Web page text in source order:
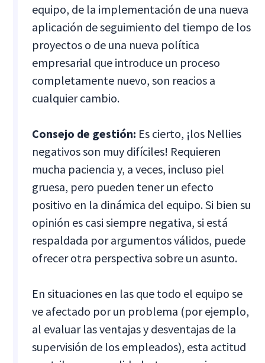
equipo, de la implementación de una nueva
aplicación de seguimiento del tiempo de los
proyectos o de una nueva política
empresarial que introduce un proceso
completamente nuevo, son reacios a
cualquier cambio.
Consejo de gestión: Es cierto, ¡los Nellies
negativos son muy difíciles! Requieren
mucha paciencia y, a veces, incluso piel
gruesa, pero pueden tener un efecto
positivo en la dinámica del equipo. Si bien su
opinión es casi siempre negativa, si está
respaldada por argumentos válidos, puede
ofrecer otra perspectiva sobre un asunto.
En situaciones en las que todo el equipo se
ve afectado por un problema (por ejemplo,
al evaluar las ventajas y desventajas de la
supervisión de los empleados), esta actitud